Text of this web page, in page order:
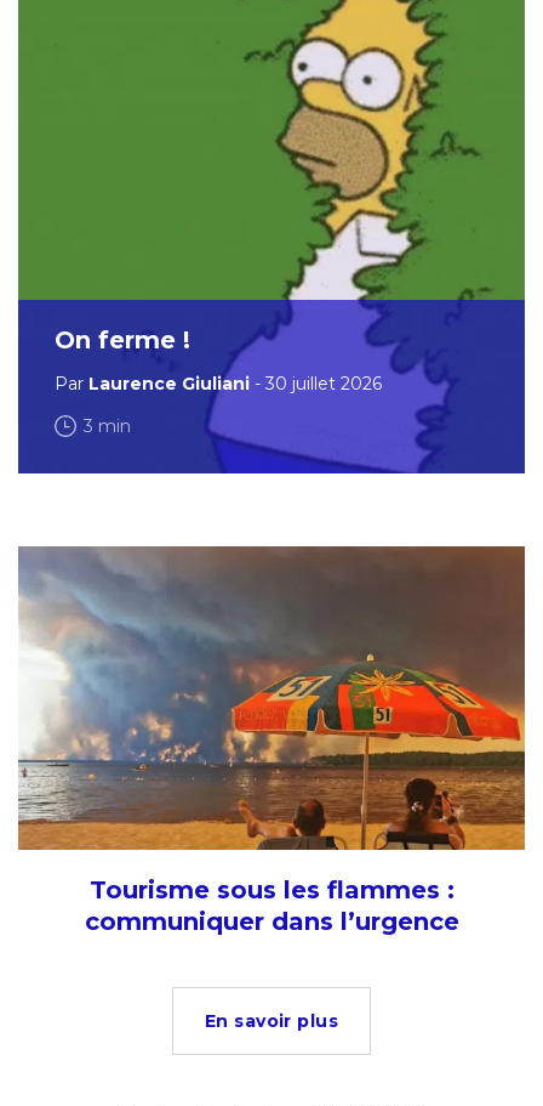
On ferme !
Par Laurence Giuliani - 30 juillet 2026
3 min
Tourisme sous les flammes :
communiquer dans l’urgence
En savoir plus